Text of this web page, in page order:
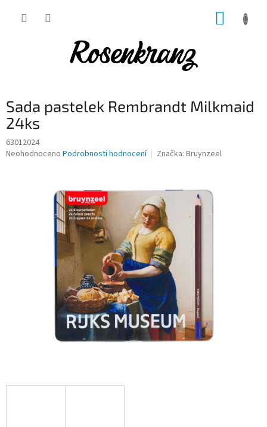
Sada pastelek Rembrandt Milkmaid
24ks
63012024
Průměrné
Neohodnoceno Podrobnosti hodnocení Značka: Bruynzeel